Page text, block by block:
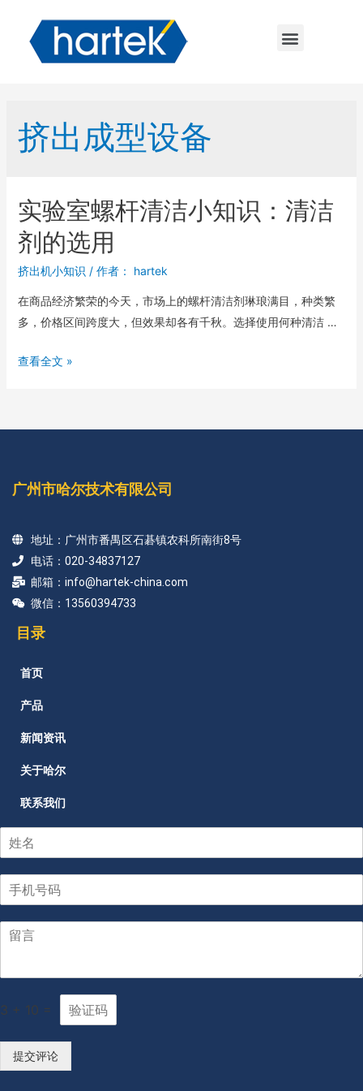
挤出成型设备
实验室螺杆清洁小知识：清洁
剂的选用
挤出机小知识 / 作者： hartek
在商品经济繁荣的今天，市场上的螺杆清洁剂琳琅满目，种类繁
多，价格区间跨度大，但效果却各有千秋。选择使用何种清洁 …
查看全文 »
广州市哈尔技术有限公司
地址：广州市番禺区石碁镇农科所南街8号
电话：020-34837127
邮箱：info@hartek-china.com
微信：13560394733
目录
首页
产品
新闻资讯
关于哈尔
联系我们
3 + 10 =
提交评论